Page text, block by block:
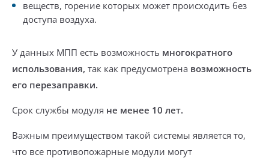
веществ, горение которых может происходить без
доступа воздуха.
У данных МПП есть возможность многократного
использования, так как предусмотрена возможность
его перезаправки.
Срок службы модуля не менее 10 лет.
Важным преимуществом такой системы является то,
что все противопожарные модули могут